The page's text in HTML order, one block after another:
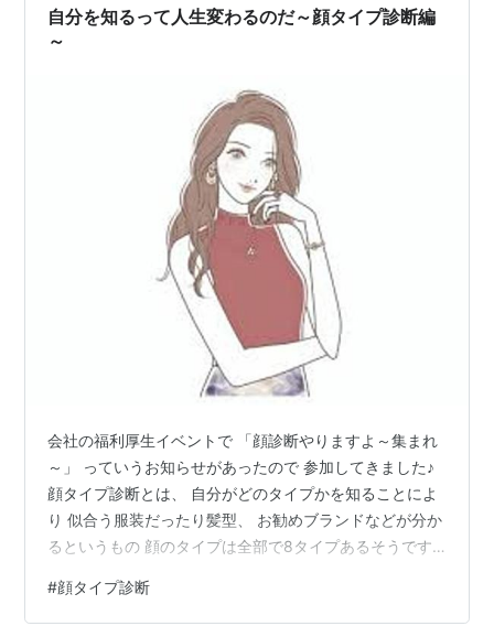
自分を知るって人生変わるのだ～顔タイプ診断編
～
会社の福利厚生イベントで 「顔診断やりますよ～集まれ
～」 っていうお知らせがあったので 参加してきました♪
顔タイプ診断とは、 自分がどのタイプかを知ることによ
り 似合う服装だったり髪型、 お勧めブランドなどが分か
るというもの 顔のタイプは全部で8タイプあるそうです
のを計ってくれて 顔タイプを診断してくれました♡ ドキ
ドキワクワクの結果は 私の顔タイプ、 まさかのエレガン
#顔タイプ診断